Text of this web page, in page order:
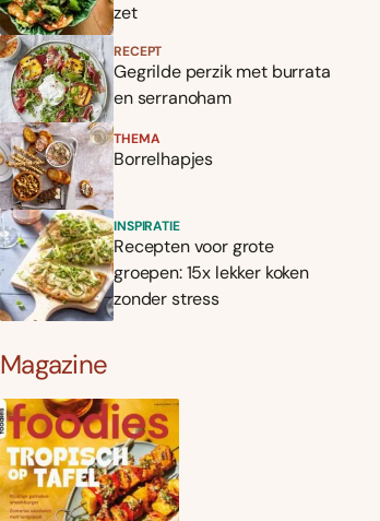
zet
RECEPT
Gegrilde perzik met burrata
en serranoham
THEMA
Borrelhapjes
INSPIRATIE
Recepten voor grote
groepen: 15x lekker koken
zonder stress
Magazine